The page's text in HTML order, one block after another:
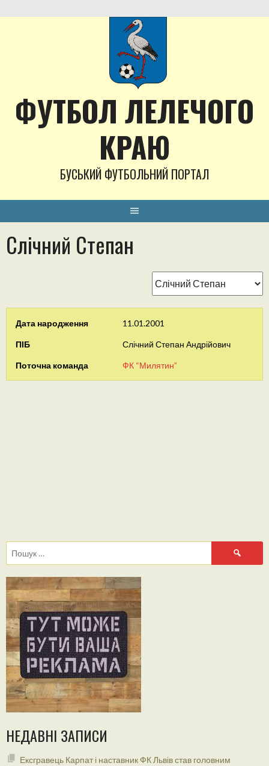
to
ФУТБОЛ ЛЕЛЕЧОГО
КРАЮ
БУСЬКИЙ ФУТБОЛЬНИЙ ПОРТАЛ
Слічний Степан
Дата народження 11.01.2001
ПІБ Слічний Степан Андрійович
Поточна команда ФК “Милятин”
Пошук:
НЕДАВНІ ЗАПИСИ
Ексгравець Карпат і наставник ФК Львів став головним